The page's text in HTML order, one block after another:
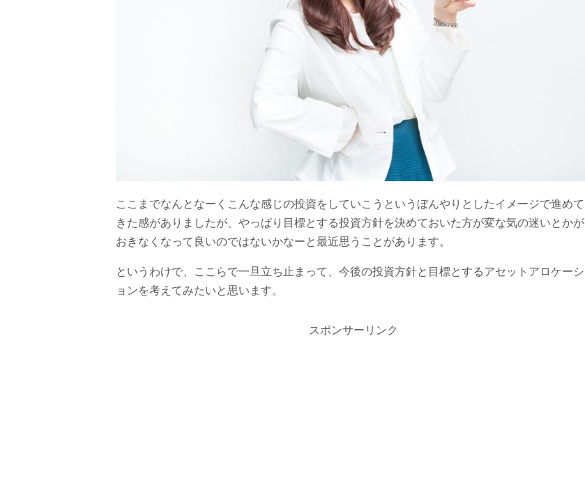
ここまでなんとなーくこんな感じの投資をしていこうというぼんやりとしたイメージで進めて
きた感がありましたが、やっぱり目標とする投資方針を決めておいた方が変な気の迷いとかが
おきなくなって良いのではないかなーと最近思うことがあります。
というわけで、ここらで一旦立ち止まって、今後の投資方針と目標とするアセットアロケーシ
ョンを考えてみたいと思います。
スポンサーリンク